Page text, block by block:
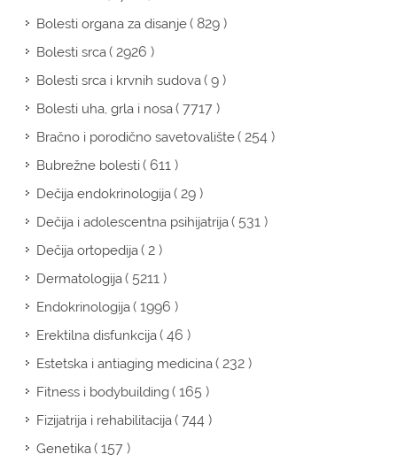
Bolesti organa za disanje( 829 )
Bolesti srca( 2926 )
Bolesti srca i krvnih sudova( 9 )
Bolesti uha, grla i nosa( 7717 )
Bračno i porodično savetovalište( 254 )
Bubrežne bolesti( 611 )
Dečija endokrinologija( 29 )
Dečija i adolescentna psihijatrija( 531 )
Dečija ortopedija( 2 )
Dermatologija( 5211 )
Endokrinologija( 1996 )
Erektilna disfunkcija( 46 )
Estetska i antiaging medicina( 232 )
Fitness i bodybuilding( 165 )
Fizijatrija i rehabilitacija( 744 )
Genetika( 157 )